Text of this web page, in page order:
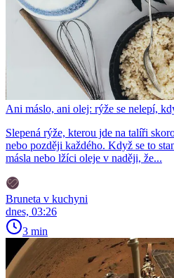
Ani máslo, ani olej: rýže se nelepí,
Slepená rýže, kterou jde na talíři
nebo později každého. Když se to
másla nebo lžíci oleje v naději, že...
Bruneta v kuchyni
dnes, 03:26
3 min